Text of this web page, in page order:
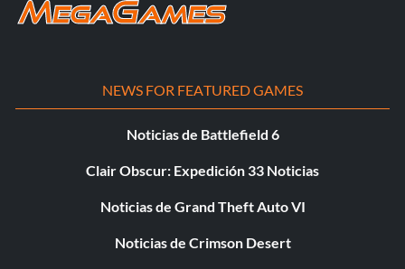
NEWS FOR FEATURED GAMES
Noticias de Battlefield 6
Clair Obscur: Expedición 33 Noticias
Noticias de Grand Theft Auto VI
Noticias de Crimson Desert